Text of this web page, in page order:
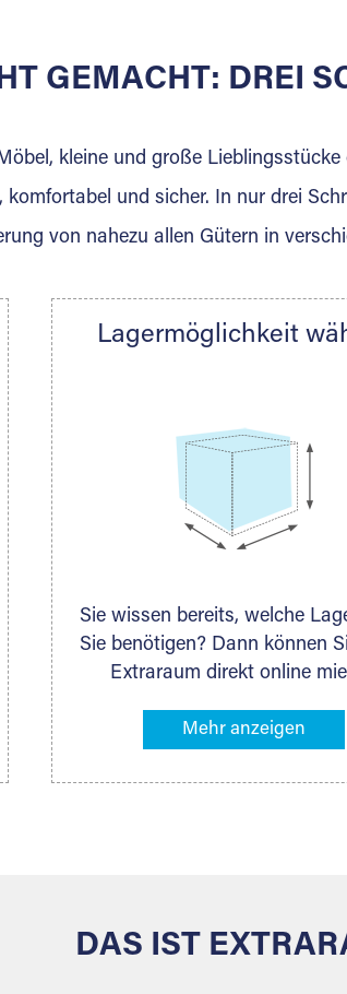
für die Einlagerung von
Ihre Nachricht.
GEMACHT: DREI
kleine und große
und sicher. In nur drei
von nahezu allen Gütern in
Lagermöglichkeit
Sie wissen bereits, welche
Sie benötigen? Dann können
Extraraum direkt online
Lagerliste die
möchten – das Volumen
weiteren Fragen, die Sie
DAS IST